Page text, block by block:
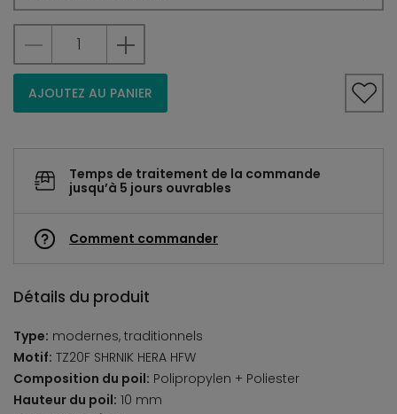
AJOUTEZ AU PANIER
Temps de traitement de la commande
jusqu’à 5 jours ouvrables
Comment commander
Détails du produit
Type: modernes, traditionnels
Motif: TZ20F SHRNIK HERA HFW
Composition du poil: Polipropylen + Poliester
Hauteur du poil: 10 mm